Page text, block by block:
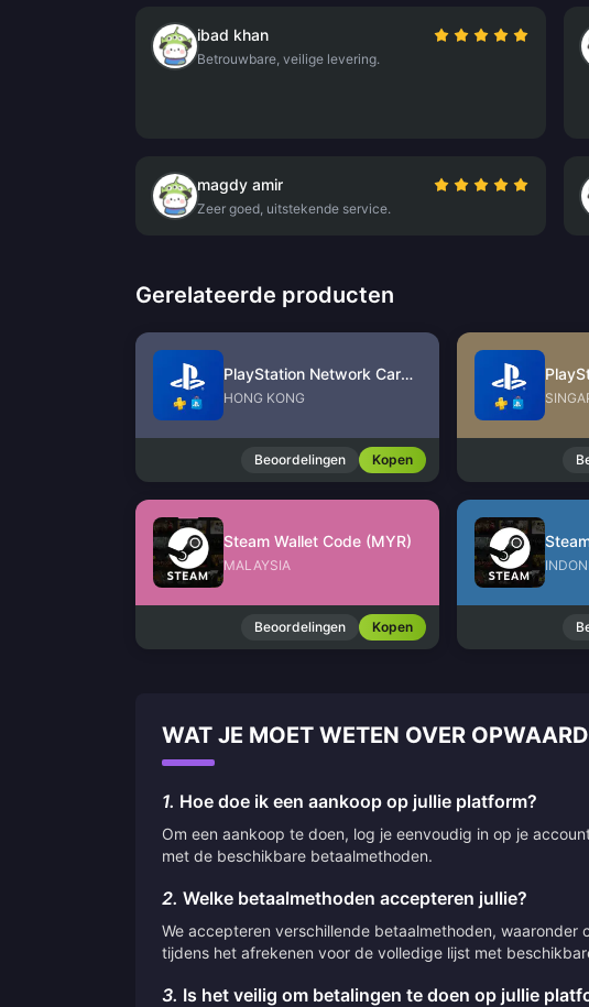
ibad khan
Betrouwbare, veilige levering.
magdy amir
Zeer goed, uitstekende service.
Gerelateerde producten
PlayStation Network Card (HK)
HONG KONG
Beoordelingen Kopen
Steam Wallet Code (MYR)
MALAYSIA
Beoordelingen Kopen
WAT JE MOET WETEN OVER
1. Hoe doe ik een aankoop op jullie platform?
Om een aankoop te doen, log je eenvoudig in op je
met de beschikbare betaalmethoden.
2. Welke betaalmethoden accepteren jullie?
We accepteren verschillende betaalmethoden,
tijdens het afrekenen voor de volledige lijst met
3. Is het veilig om betalingen te doen op jullie